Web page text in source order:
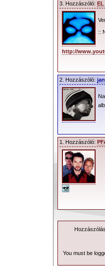
3. Hozzászóló: EL
::
http://
2. Hozzászóló:
1. Hozzászóló:
You must be